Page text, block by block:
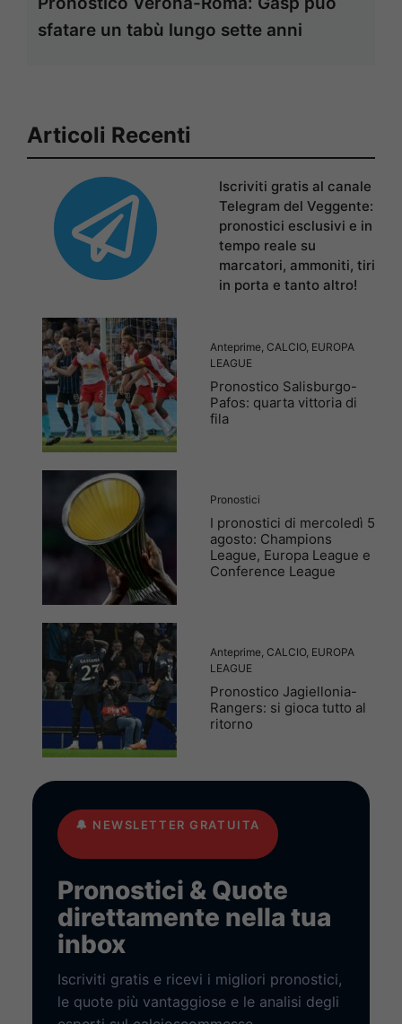
sfatare un tabù lungo sette anni
Articoli Recenti
Iscriviti gratis al canale
Telegram del Veggente:
pronostici esclusivi e in
tempo reale su
marcatori, ammoniti, tiri
in porta e tanto altro!
Anteprime CALCIO, EUROPA
LEAGUE
Pronostico Salisburgo-
Pafos: quarta vittoria di
fila
Pronostici
I pronostici di mercoledì 5
agosto: Champions
League, Europa League e
Conference League
Anteprime CALCIO, EUROPA
LEAGUE
Pronostico Jagiellonia-
Rangers: si gioca tutto al
ritorno
🔔 NEWSLETTER GRATUITA
Pronostici & Quote
direttamente nella tua
inbox
Iscriviti gratis e ricevi i migliori pronostici,
le quote più vantaggiose e le analisi degli